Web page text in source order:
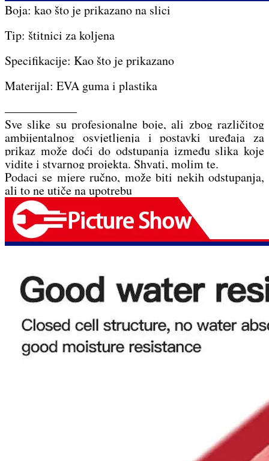
Boja: kao što je prikazano na slici
Tip: štitnici za koljena
Specifikacije: Kao što je prikazano
Materijal: EVA guma i plastika
——————
Sve slike su profesionalne boje, ali zbog različitog
ambijentalnog osvjetljenja i postavki uređaja za
prikaz može doći do odstupanja između slika koje
vidite i stvarnog projekta. Shvati, molim te.
Podaci se mjere ručno, može biti nekih odstupanja,
ali to ne utiče na upotrebu